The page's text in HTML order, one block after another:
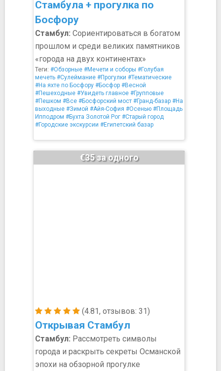
Стамбула + прогулка по
Босфору
Стамбул: Сориентироваться в богатом
прошлом и среди великих памятников
«города на двух континентах»
Теги: #Обзорные #Мечети и соборы #Голубая
мечеть #Сулеймание #Прогулки #Тематические
#На яхте по Босфору #Босфор #Весной
#Пешеходные #Увидеть главное #Групповые
#Пешком #Все #Босфорский мост #Гранд-базар #На
выходные #Зимой #Айя-София #Осенью #Площадь
Ипподром #Бухта Золотой Рог #Старый город
#Городские экскурсии #Египетский базар
(4.81, отзывов: 31)
Открывая Стамбул
€35 за одного
Стамбул: Рассмотреть символы
города и раскрыть секреты Османской
эпохи на обзорной прогулке